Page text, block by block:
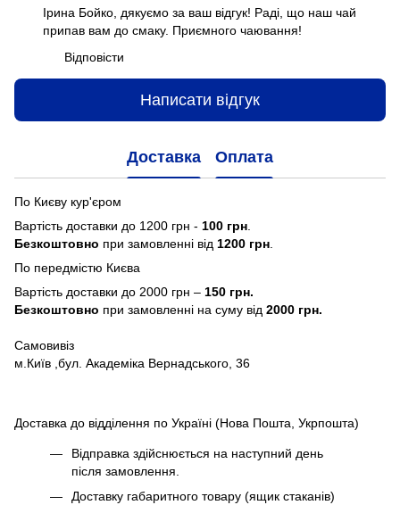
Ірина Бойко, дякуємо за ваш відгук! Раді, що наш чай
припав вам до смаку. Приємного чаювання!
Відповісти
Написати відгук
Доставка Оплата
По Києву кур'єром
Вартість доставки до 1200 грн - 100 грн
Безкоштовно при замовленні від 1200 грн
По передмістю Києва
Вартість доставки до 2000 грн – 150 грн.
Безкоштовно при замовленні на суму від 2000 грн.
Самовивіз
м.Київ ,бул. Академіка Вернадського, 36
Доставка до відділення по Україні (Нова Пошта, Укрпошта)
Відправка здійснюється на наступний день
після замовлення.
Доставку габаритного товару (ящик стаканів)